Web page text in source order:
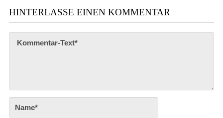
HINTERLASSE EINEN KOMMENTAR